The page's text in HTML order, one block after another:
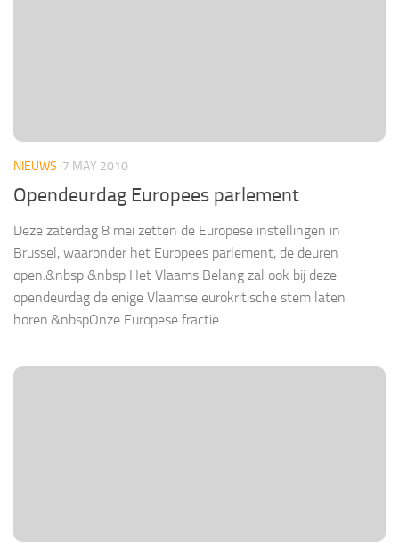
NIEUWS 7 MAY 2010
Opendeurdag Europees parlement
Deze zaterdag 8 mei zetten de Europese instellingen in
Brussel, waaronder het Europees parlement, de deuren
open.&nbsp &nbsp Het Vlaams Belang zal ook bij deze
opendeurdag de enige Vlaamse eurokritische stem laten
horen.&nbspOnze Europese fractie...